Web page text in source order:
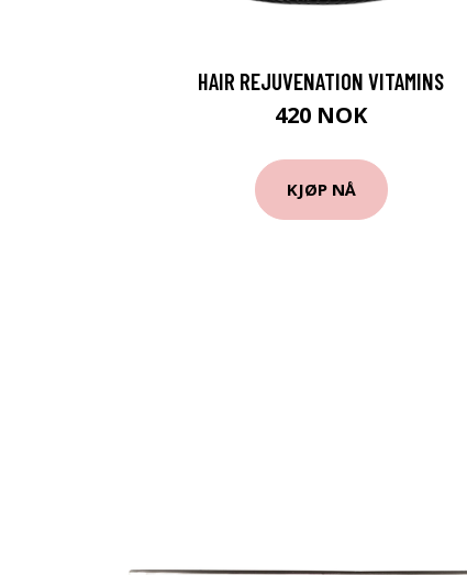
HAIR REJUVENATION VITAMINS
420 NOK
KJØP NÅ